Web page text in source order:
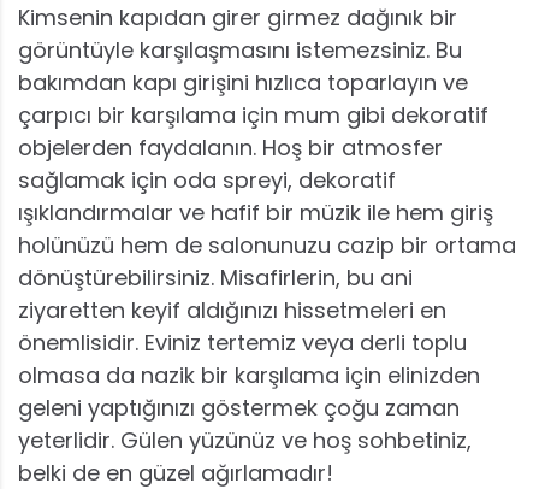
Kimsenin kapıdan girer girmez dağınık bir
görüntüyle karşılaşmasını istemezsiniz. Bu
bakımdan kapı girişini hızlıca toparlayın ve
çarpıcı bir karşılama için mum gibi dekoratif
objelerden faydalanın. Hoş bir atmosfer
sağlamak için oda spreyi, dekoratif
ışıklandırmalar ve hafif bir müzik ile hem giriş
holünüzü hem de salonunuzu cazip bir ortama
dönüştürebilirsiniz. Misafirlerin, bu ani
ziyaretten keyif aldığınızı hissetmeleri en
önemlisidir. Eviniz tertemiz veya derli toplu
olmasa da nazik bir karşılama için elinizden
geleni yaptığınızı göstermek çoğu zaman
yeterlidir. Gülen yüzünüz ve hoş sohbetiniz,
belki de en güzel ağırlamadır!